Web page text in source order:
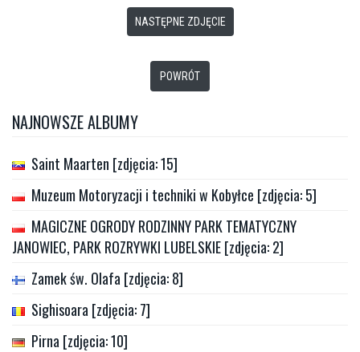
NASTĘPNE ZDJĘCIE
POWRÓT
NAJNOWSZE ALBUMY
Saint Maarten [zdjęcia: 15]
Muzeum Motoryzacji i techniki w Kobyłce [zdjęcia: 5]
MAGICZNE OGRODY RODZINNY PARK TEMATYCZNY
JANOWIEC, PARK ROZRYWKI LUBELSKIE [zdjęcia: 2]
Zamek św. Olafa [zdjęcia: 8]
Sighisoara [zdjęcia: 7]
Pirna [zdjęcia: 10]